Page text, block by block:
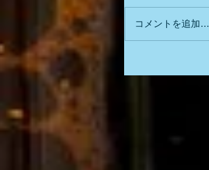
コメントを追加…